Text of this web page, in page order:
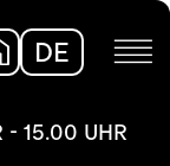
DE
- 15.00 UHR